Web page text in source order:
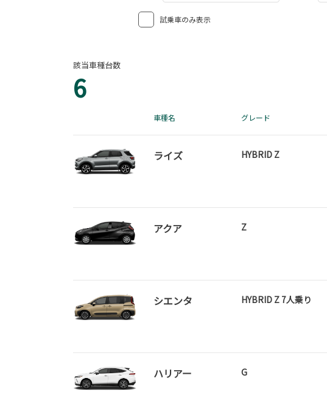
試乗車のみ表示
該当車種台数
6
車種名 グレード
ライズ HYBRID Z
アクア Z
シエンタ HYBRID Z 7人乗り
ハリアー G